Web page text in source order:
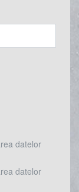
datelor
datelor